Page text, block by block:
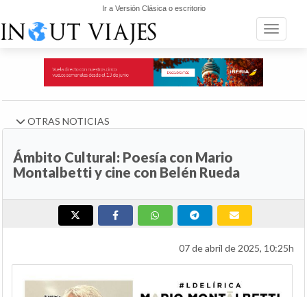
Ir a Versión Clásica o escritorio
Toggle
OTRAS NOTICIAS
Ámbito Cultural: Poesía con Mario
Montalbetti y cine con Belén Rueda
07 de abril de 2025, 10:25h